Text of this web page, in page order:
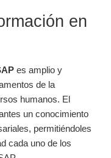
en
⁣es amplio y
de la⁤
humanos. El
un conocimiento
permitiéndoles
cada⁤ uno de los